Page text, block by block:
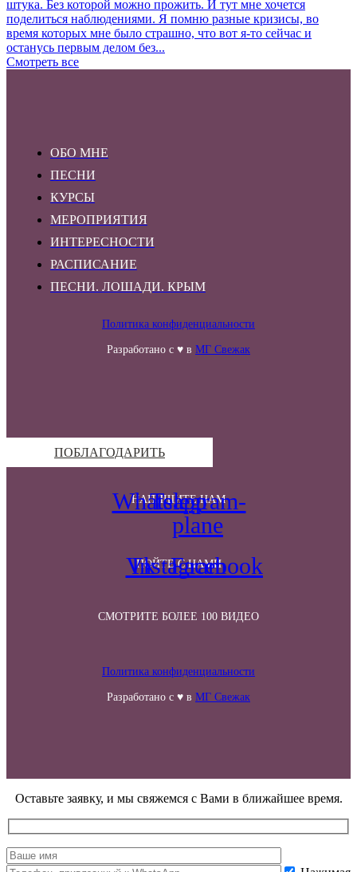
штука. Без которой можно прожить. И тут мне хочется
поделиться наблюдениями. Я помню разные кризисы, во
время которых мне было страшно, что вот я-то сейчас и
останусь первым делом без...
Смотреть все
ОБО МНЕ
ПЕСНИ
КУРСЫ
МЕРОПРИЯТИЯ
ИНТЕРЕСНОСТИ
РАСПИСАНИЕ
ПЕСНИ. ЛОШАДИ. КРЫМ
Политика конфиденциальности
Разработано с ♥ в МГ Свежак
ПОБЛАГОДАРИТЬ
НАПИШИТЕ НАМ
Whatsapp
Telegram-
plane
ПОЙТЕ С НАМИ
Vk
Instagram
Facebook
СМОТРИТЕ БОЛЕЕ 100 ВИДЕО
Политика конфиденциальности
Разработано с ♥ в МГ Свежак
Оставьте заявку, и мы свяжемся с Вами в ближайшее время.